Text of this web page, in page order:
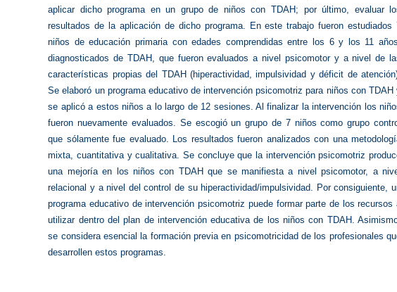
aplicar dicho programa en un grupo de niños con TDAH; por último, evaluar
resultados de la aplicación de dicho programa. En este trabajo fueron estudiados
niños de educación primaria con edades comprendidas entre los 6 y los 11
diagnosticados de TDAH, que fueron evaluados a nivel psicomotor y a nivel de
características propias del TDAH (hiperactividad, impulsividad y déficit de
Se elaboró un programa educativo de intervención psicomotriz para niños con TDAH
se aplicó a estos niños a lo largo de 12 sesiones. Al finalizar la intervención los
fueron nuevamente evaluados. Se escogió un grupo de 7 niños como grupo
que sólamente fue evaluado. Los resultados fueron analizados con una
mixta, cuantitativa y cualitativa. Se concluye que la intervención psicomotriz
una mejoría en los niños con TDAH que se manifiesta a nivel psicomotor, a
relacional y a nivel del control de su hiperactividad/impulsividad. Por consiguiente,
programa educativo de intervención psicomotriz puede formar parte de los recursos
utilizar dentro del plan de intervención educativa de los niños con TDAH.
se considera esencial la formación previa en psicomotricidad de los profesionales
desarrollen estos programas.